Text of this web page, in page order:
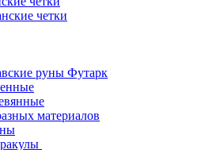
четки
руны Футарк
материалов